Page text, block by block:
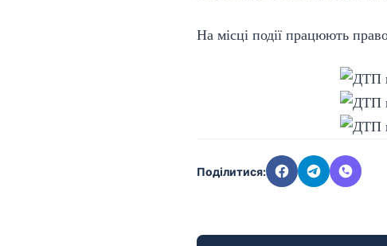
На місці події працюють
Поділитися: